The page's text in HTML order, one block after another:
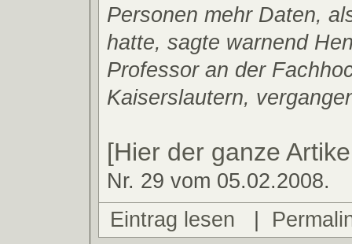
Personen mehr Daten,
hatte, sagte warnend
Professor an der
Kaiserslautern,
[Hier der ganze
Nr. 29 vom 05.02.2008.
Eintrag lesen
|